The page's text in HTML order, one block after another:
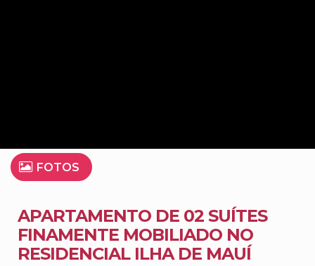
FOTOS
APARTAMENTO DE 02 SUÍTES
FINAMENTE MOBILIADO NO
RESIDENCIAL ILHA DE MAUÍ